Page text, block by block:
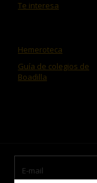
Te interesa
Hemeroteca
Guía de colegios de
Boadilla